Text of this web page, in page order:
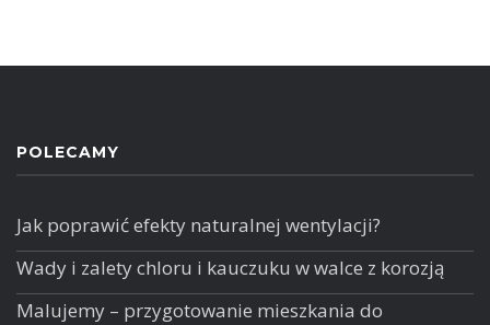
POLECAMY
Jak poprawić efekty naturalnej wentylacji?
Wady i zalety chloru i kauczuku w walce z korozją
Malujemy – przygotowanie mieszkania do